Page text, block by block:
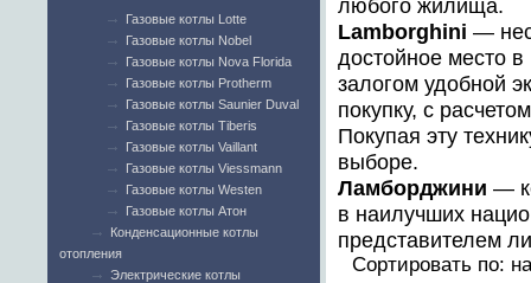
Газовые котлы Lotte
Газовые котлы Nobel
Газовые котлы Nova Florida
Газовые котлы Protherm
Газовые котлы Saunier Duval
Газовые котлы Tiberis
Газовые котлы Vaillant
Газовые котлы Viessmann
Газовые котлы Westen
Газовые котлы Атон
Конденсационные котлы
отопления
Электрические котлы
любого жилища.
Lamborghini —
достойное место
залогом удобной
покупку, с
Покупая эту
выборе.
Ламборджини —
в наилучших
представителем
Сортировать по: